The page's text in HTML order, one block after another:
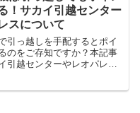
！サカイ引越センター
スについて
引っ越しを手配するとポイ
のをご存知ですか？本記事
引越センターやレオパレス